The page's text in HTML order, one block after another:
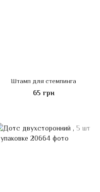
Штамп для стемпинга
65 грн